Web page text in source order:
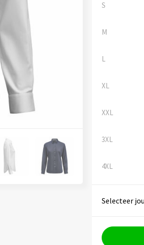
S
M
L
XL
XXL
3XL
4XL
Selecteer